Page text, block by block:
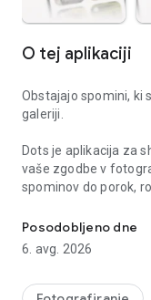
O tej aplikaciji
Obstajajo spomini, ki
galeriji.
Dots je aplikacija za
vaše zgodbe v
spominov do porok,
vam pomaga zbrati
enem mestu.
spremenite v Dotbook.
Posodobljeno dne
6. avg. 2026